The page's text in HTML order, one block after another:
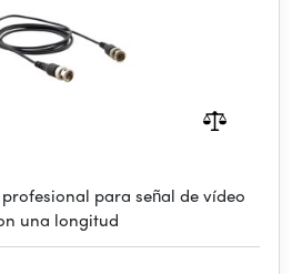
para señal de vídeo
una longitud